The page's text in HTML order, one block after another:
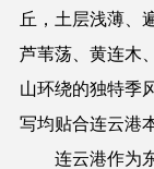
丘，土层浅薄、
芦苇荡、黄连木
山环绕的独特季
写均贴合连云港
连云港作为